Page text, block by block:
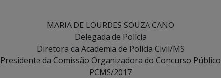
MARIA DE LOURDES SOUZA CANO
Delegada de Polícia
Diretora da Academia de Polícia Civil/MS
Presidente da Comissão Organizadora do Concurso Público
PCMS/2017